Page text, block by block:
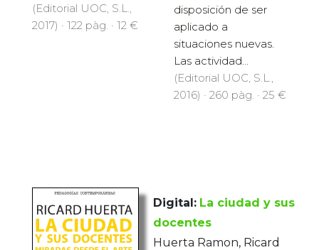
(Editorial UOC, S.L.,
2017) · 122 pàg. · 12 €
disposición de ser
aplicado a
situaciones nuevas.
Las actividad...
(Editorial UOC, S.L.,
2016) · 260 pàg. · 25 €
Digital: La ciudad y sus
docentes
Huerta Ramon, Ricard